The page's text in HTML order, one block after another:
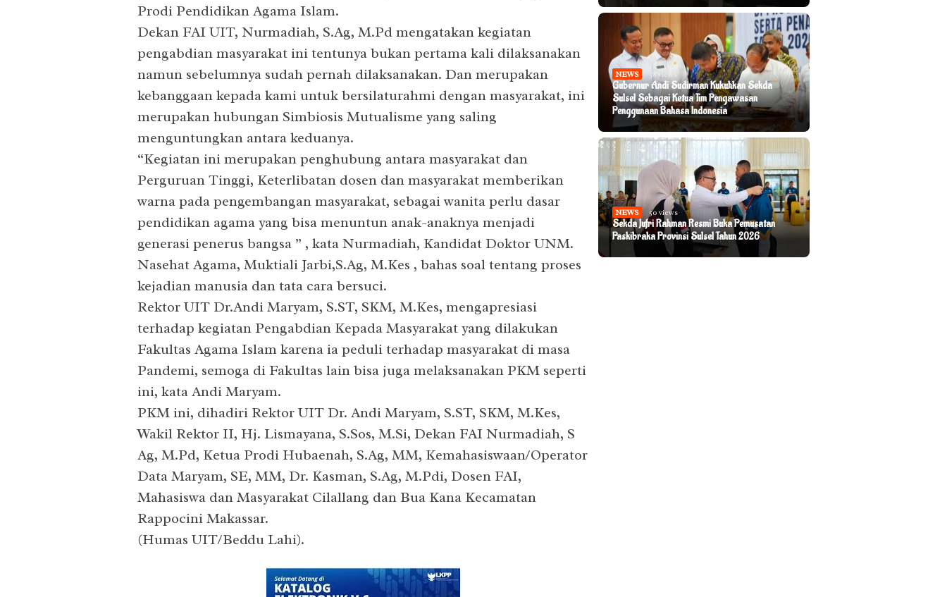
Prodi Pendidikan Agama Islam.
Dekan FAI UIT, Nurmadiah, S.Ag, M.Pd mengatakan kegiatan
pengabdian masyarakat ini tentunya bukan pertama kali dilaksanakan
namun sebelumnya sudah pernah dilaksanakan. Dan merupakan
kebanggaan kepada kami untuk bersilaturahmi dengan masyarakat, ini
merupakan hubungan Simbiosis Mutualisme yang saling
menguntungkan antara keduanya.
“Kegiatan ini merupakan penghubung antara masyarakat dan
Perguruan Tinggi, Keterlibatan dosen dan masyarakat memberikan
warna pada pengembangan masyarakat, sebagai wanita perlu dasar
pendidikan agama yang bisa menuntun anak-anaknya menjadi
generasi penerus bangsa ” , kata Nurmadiah, Kandidat Doktor UNM.
Nasehat Agama, Muktiali Jarbi,S.Ag, M.Kes , bahas soal tentang proses
kejadian manusia dan tata cara bersuci.
Rektor UIT Dr.Andi Maryam, S.ST, SKM, M.Kes, mengapresiasi
terhadap kegiatan Pengabdian Kepada Masyarakat yang dilakukan
Fakultas Agama Islam karena ia peduli terhadap masyarakat di masa
Pandemi, semoga di Fakultas lain bisa juga melaksanakan PKM seperti
ini, kata Andi Maryam.
PKM ini, dihadiri Rektor UIT Dr. Andi Maryam, S.ST, SKM, M.Kes,
Wakil Rektor II, Hj. Lismayana, S.Sos, M.Si, Dekan FAI Nurmadiah, S
Ag, M.Pd, Ketua Prodi Hubaenah, S.Ag, MM, Kemahasiswaan/Operator
Data Maryam, SE, MM, Dr. Kasman, S.Ag, M.Pdi, Dosen FAI,
Mahasiswa dan Masyarakat Cilallang dan Bua Kana Kecamatan
Rappocini Makassar.
(Humas UIT/Beddu Lahi).
NEWS 58 views
Gubernur Andi Sudirman Kukuhkan Sekda
Sulsel Sebagai Ketua Tim Pengawasan
Penggunaan Bahasa Indonesia
NEWS 50 views
Sekda Jufri Rahman Resmi Buka Pemusatan
Paskibraka Provinsi Sulsel Tahun 2026